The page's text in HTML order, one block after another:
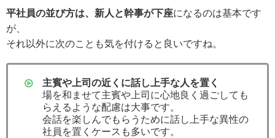
平社員の並び方は、新人と幹事が下座になるのは基本です
が、
それ以外に次のことも気を付けると良いですね。
主賓や上司の近くに話し上手な人を置く
場を和ませて主賓や上司に心地良く過ごしても
らえるような配慮は大事です。
会話を楽しんでもらうために話し上手な異性の
社員を置くケースも多いです。